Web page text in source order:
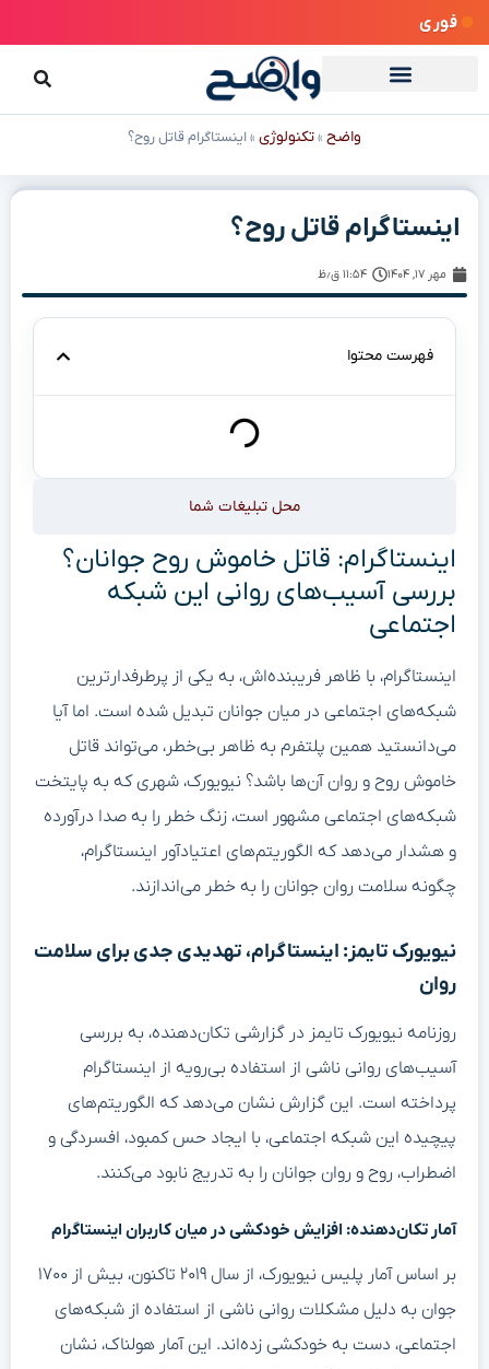
فوری
واضح »تکنولوژی »اینستاگرام قاتل روح؟
اینستاگرام قاتل روح؟
مهر ۱۷, ۱۴۰۴ ۱۱:۵۴ ق٫ظ
فهرست محتوا
محل تبلیغات شما
اینستاگرام: قاتل خاموش روح جوانان؟
بررسی آسیب‌های روانی این شبکه
اجتماعی
اینستاگرام، با ظاهر فریبنده‌اش، به یکی از پرطرفدارترین
شبکه‌های اجتماعی در میان جوانان تبدیل شده است. اما آیا
می‌دانستید همین پلتفرم به ظاهر بی‌خطر، می‌تواند قاتل
خاموش روح و روان آن‌ها باشد؟ نیویورک، شهری که به پایتخت
شبکه‌های اجتماعی مشهور است، زنگ خطر را به صدا درآورده
و هشدار می‌دهد که الگوریتم‌های اعتیادآور اینستاگرام،
چگونه سلامت روان جوانان را به خطر می‌اندازند.
نیویورک تایمز: اینستاگرام، تهدیدی جدی برای سلامت
روان
روزنامه نیویورک تایمز در گزارشی تکان‌دهنده، به بررسی
آسیب‌های روانی ناشی از استفاده بی‌رویه از اینستاگرام
پرداخته است. این گزارش نشان می‌دهد که الگوریتم‌های
پیچیده این شبکه اجتماعی، با ایجاد حس کمبود، افسردگی و
اضطراب، روح و روان جوانان را به تدریج نابود می‌کنند.
آمار تکان‌دهنده: افزایش خودکشی در میان کاربران اینستاگرام
بر اساس آمار پلیس نیویورک، از سال ۲۰۱۹ تاکنون، بیش از ۱۷۰۰
جوان به دلیل مشکلات روانی ناشی از استفاده از شبکه‌های
اجتماعی، دست به خودکشی زده‌اند. این آمار هولناک، نشان